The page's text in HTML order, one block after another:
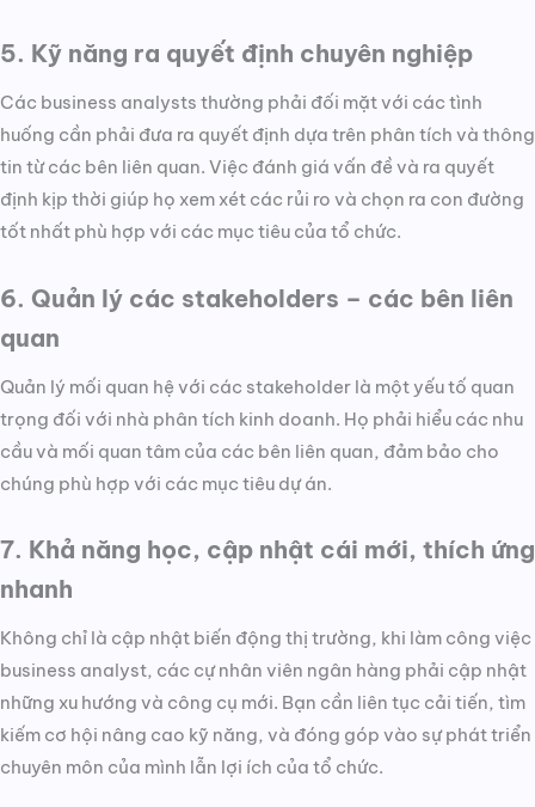
5. Kỹ năng ra quyết định chuyên nghiệp
Các business analysts thường phải đối mặt với các tình
huống cần phải đưa ra quyết định dựa trên phân tích và thông
tin từ các bên liên quan. Việc đánh giá vấn đề và ra quyết
định kịp thời giúp họ xem xét các rủi ro và chọn ra con đường
tốt nhất phù hợp với các mục tiêu của tổ chức.
6. Quản lý các stakeholders – các bên liên
quan
Quản lý mối quan hệ với các stakeholder là một yếu tố quan
trọng đối với nhà phân tích kinh doanh. Họ phải hiểu các nhu
cầu và mối quan tâm của các bên liên quan, đảm bảo cho
chúng phù hợp với các mục tiêu dự án.
7. Khả năng học, cập nhật cái mới, thích ứng
nhanh
Không chỉ là cập nhật biến động thị trường, khi làm công việc
business analyst, các cự nhân viên ngân hàng phải cập nhật
những xu hướng và công cụ mới. Bạn cần liên tục cải tiến, tìm
kiếm cơ hội nâng cao kỹ năng, và đóng góp vào sự phát triển
chuyên môn của mình lẫn lợi ích của tổ chức.